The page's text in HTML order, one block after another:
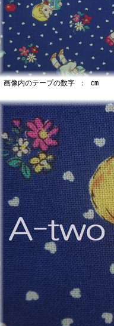
画像内のテープの数字 ： cm